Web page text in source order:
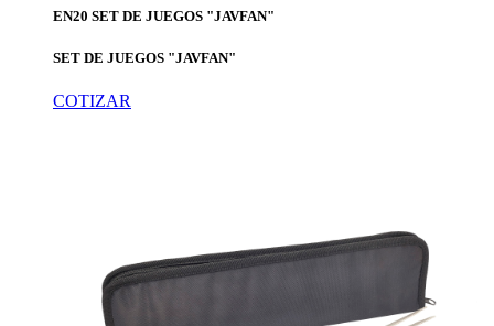
EN20 SET DE JUEGOS "JAVFAN"
SET DE JUEGOS "JAVFAN"
COTIZAR